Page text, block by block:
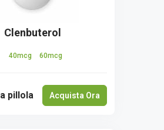
Clenbuterol
40mcg 60mcg
a pillola Acquista Ora